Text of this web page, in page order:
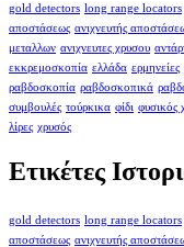
gold detectors long range locators
αποστάσεως ανιχνευτής
μεταλλων ανιχνευτες χρυσου
εκκρεμοσκοπία ελλάδα ερμηνείες
ραβδοσκοπία ραβδοσκοπικά
συμβουλές τούρκικα φίδι φυσικός
λίρες χρυσός
Ετικέτες
gold detectors long range locators
αποστάσεως ανιχνευτής